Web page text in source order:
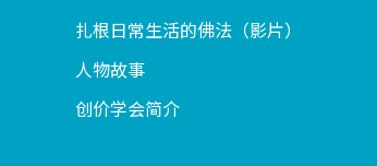
扎根日常生活的佛法（影片）
人物故事
创价学会简介